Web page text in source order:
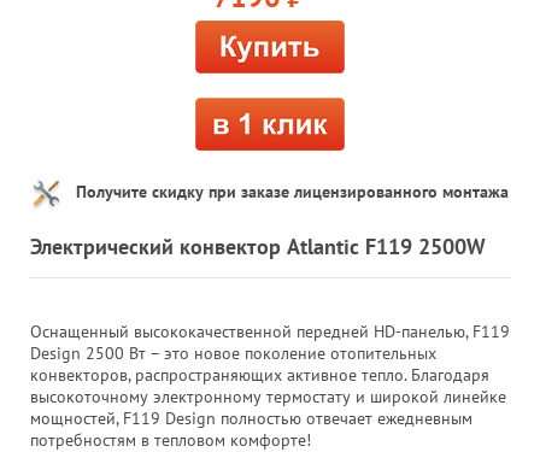
Получите скидку при заказе лицензированного монтажа
Электрический конвектор Atlantic F119 2500W
Оснащенный высококачественной передней HD-панелью, F119
Design 2500 Вт – это новое поколение отопительных
конвекторов, распространяющих активное тепло. Благодаря
высокоточному электронному термостату и широкой линейке
мощностей, F119 Design полностью отвечает ежедневным
потребностям в тепловом комфорте!